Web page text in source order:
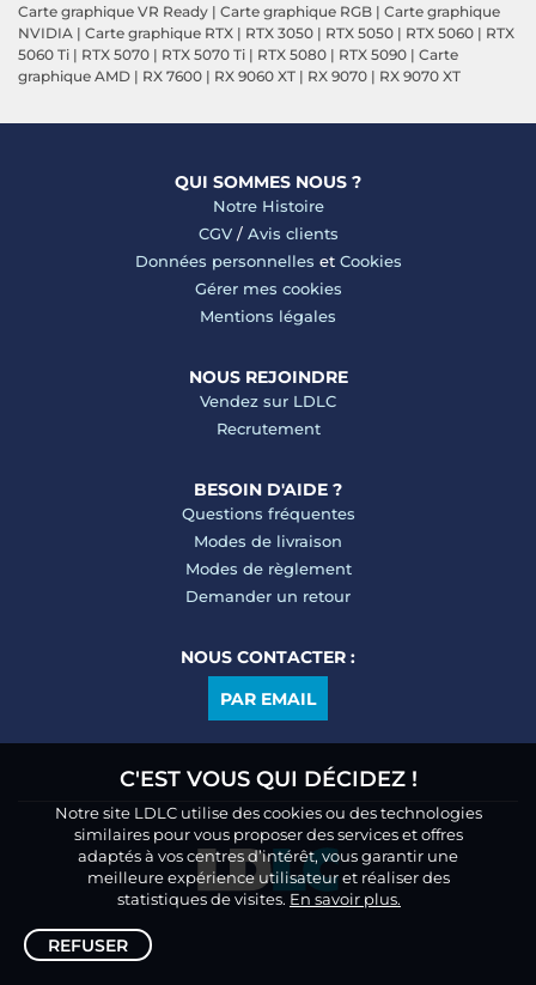
Carte graphique VR Ready | Carte graphique RGB | Carte graphique
NVIDIA | Carte graphique RTX | RTX 3050 | RTX 5050 | RTX 5060 | RTX
5060 Ti | RTX 5070 | RTX 5070 Ti | RTX 5080 | RTX 5090 | Carte
graphique AMD | RX 7600 | RX 9060 XT | RX 9070 | RX 9070 XT
QUI SOMMES NOUS ?
Notre Histoire
CGV/ Avis clients
Données personnelles et Cookies
Gérer mes cookies
Mentions légales
NOUS REJOINDRE
Vendez sur LDLC
Recrutement
BESOIN D'AIDE ?
Questions fréquentes
Modes de livraison
Modes de règlement
Demander un retour
NOUS CONTACTER :
PAR EMAIL
C'EST VOUS QUI DÉCIDEZ !
Notre site LDLC utilise des cookies ou des technologies
similaires pour vous proposer des services et offres
adaptés à vos centres d’intérêt, vous garantir une
meilleure expérience utilisateur et réaliser des
statistiques de visites. En savoir plus.
REFUSER